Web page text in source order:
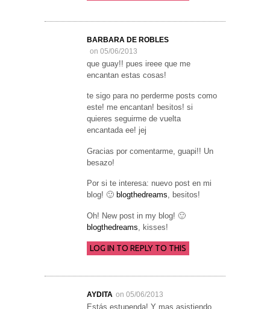
BARBARA DE ROBLES
on 05/06/2013
que guay!! pues ireee que me
encantan estas cosas!
te sigo para no perderme posts como
este! me encantan! besitos! si
quieres seguirme de vuelta
encantada ee! jej
Gracias por comentarme, guapi!! Un
besazo!
Por si te interesa: nuevo post en mi
blog! 🙂 blogthedreams, besitos!
Oh! New post in my blog! 🙂
blogthedreams, kisses!
LOG IN TO REPLY TO THIS
AYDITA on 05/06/2013
Estás estupenda! Y mas asistiendo